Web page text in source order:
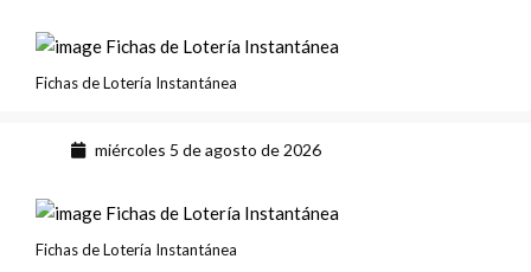
Fichas de Lotería Instantánea
miércoles 5 de agosto de 2026
Fichas de Lotería Instantánea